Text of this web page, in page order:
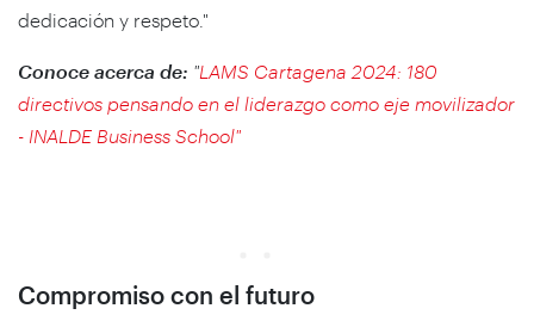
dedicación y respeto."
Conoce acerca de: "LAMS Cartagena 2024: 180
directivos pensando en el liderazgo como eje movilizador
- INALDE Business School"
Compromiso con el futuro